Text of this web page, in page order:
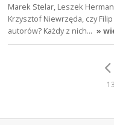
Marek Stelar, Leszek
Krzysztof Niewrzęda, czy
autorów? Każdy z nich… »